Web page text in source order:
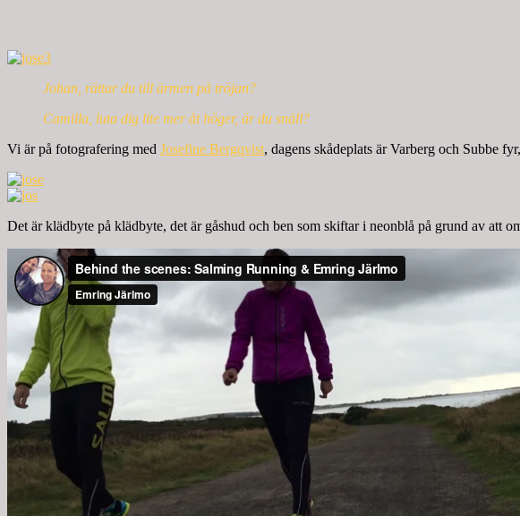
Johan, rättar du till ärmen på tröjan?
Camilla, luta dig lite mer åt höger, är du snäll?
Vi är på fotografering med Josefine Bergqvist, dagens skådeplats är Varberg och Subbe
Det är klädbyte på klädbyte, det är gåshud och ben som skiftar i neonblå på grund av att